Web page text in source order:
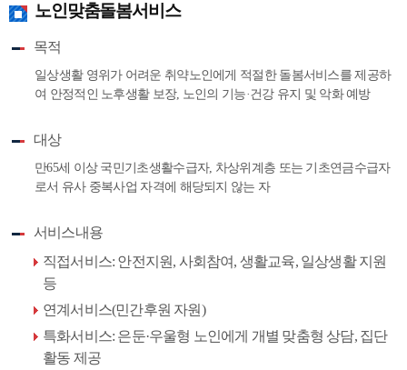
노인맞춤돌봄서비스
목적
일상생활 영위가 어려운 취약노인에게 적절한 돌봄서비스를 제공하
여 안정적인 노후생활 보장, 노인의 기능·건강 유지 및 악화 예방
대상
만65세 이상 국민기초생활수급자, 차상위계층 또는 기초연금수급자
로서 유사 중복사업 자격에 해당되지 않는 자
서비스내용
직접서비스: 안전지원, 사회참여, 생활교육, 일상생활 지원
등
연계서비스(민간후원 자원)
특화서비스: 은둔·우울형 노인에게 개별 맞춤형 상담, 집단
활동 제공